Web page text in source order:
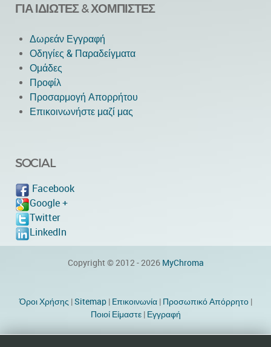
ΓΙΑ ΙΔΙΏΤΕΣ & ΧΟΜΠΊΣΤΕΣ
Δωρεάν Εγγραφή
Οδηγίες & Παραδείγματα
Ομάδες
Προφίλ
Προσαρμογή Απορρήτου
Επικοινωνήστε μαζί μας
SOCIAL
Facebook
Google +
Twitter
LinkedIn
Copyright © 2012 - 2026 MyChroma
Όροι Χρήσης |Sitemap| Eπικοινωνία| Προσωπικό Απόρρητο|
Ποιοί Είμαστε| Εγγραφή